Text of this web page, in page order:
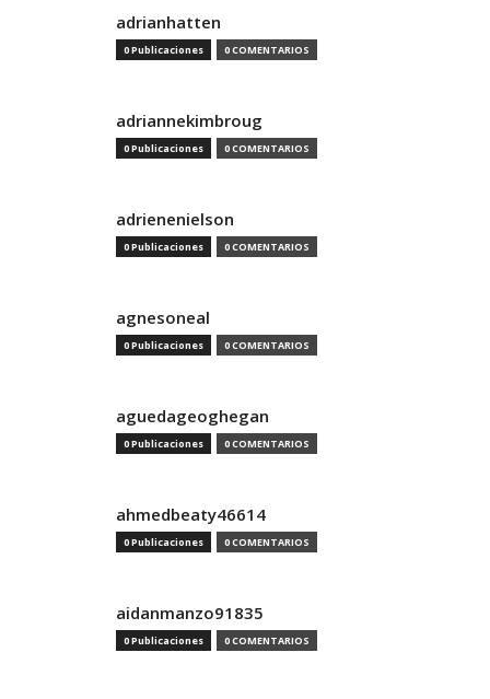
adrianhatten
0 Publicaciones 0 COMENTARIOS
adriannekimbroug
0 Publicaciones 0 COMENTARIOS
adrienenielson
0 Publicaciones 0 COMENTARIOS
agnesoneal
0 Publicaciones 0 COMENTARIOS
aguedageoghegan
0 Publicaciones 0 COMENTARIOS
ahmedbeaty46614
0 Publicaciones 0 COMENTARIOS
aidanmanzo91835
0 Publicaciones 0 COMENTARIOS